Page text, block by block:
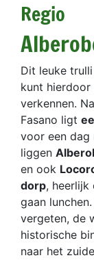
Regio
Dit leuke
kunt
verkennen.
Fasano ligt
voor een dag
liggen
en ook
dorp, heerlijk
gaan
vergeten, de
historische
naar het